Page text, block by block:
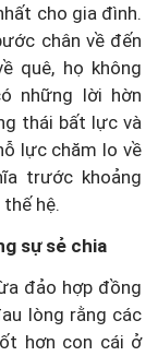
cho gia đình.
chân về đến
quê, họ không
những lời hờn
thái bất lực và
lực chăm lo về
trước khoảng
hệ.
sự sẻ chia
đảo hợp đồng
lòng rằng các
hơn con cái ở